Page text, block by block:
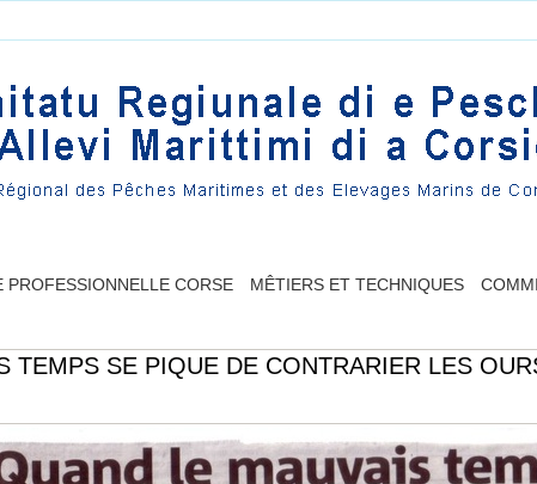
PROFESSIONNELLE CORSE MÊTIERS ET TECHNIQUES
TEMPS SE PIQUE DE CONTRARIER LES